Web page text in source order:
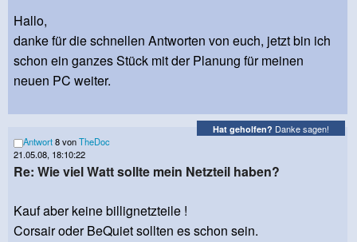
Hallo,
danke für die schnellen Antworten von euch, jetzt bin ich
schon ein ganzes Stück mit der Planung für meinen
neuen PC weiter.
Hat geholfen? Danke sagen!
Antwort8 vonTheDoc
21.05.08, 18:10:22
Re: Wie viel Watt sollte mein Netzteil haben?
Kauf aber keine billignetzteile !
Corsair oder BeQuiet sollten es schon sein.